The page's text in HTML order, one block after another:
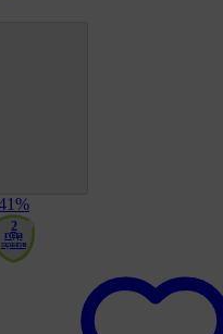
2
года
гарантия